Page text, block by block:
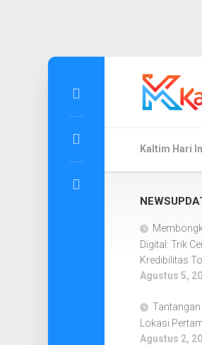
Kaltim Hari
Digital: Trik
Kredibilitas
Agustus 5,
Tantangan
Lokasi
Agustus 2,